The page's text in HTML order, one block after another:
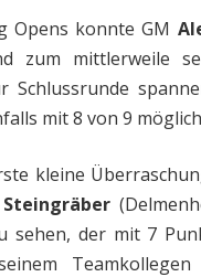
Opens konnte GM
zum mittlerweile
mit 8 von 9
kleine
sehen, der mit 7